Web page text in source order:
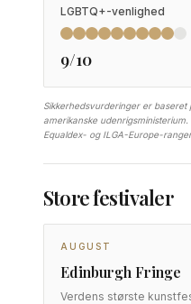
LGBTQ+-venlighed
9/10
Sikkerhedsvurderinger er
amerikanske
Equaldex- og ILGA-Europe-
Store festivaler
AUGUST
Edinburgh Fringe
Verdens største